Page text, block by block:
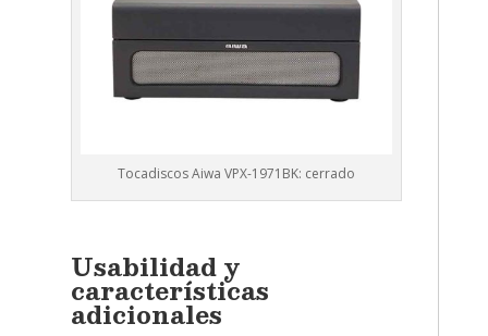
Tocadiscos Aiwa VPX-1971BK: cerrado
Usabilidad y
características
adicionales